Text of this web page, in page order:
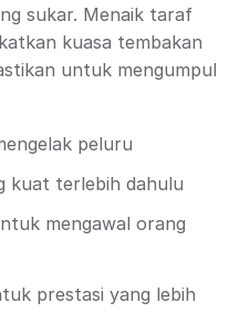
sukar. Menaik taraf
kuasa tembakan
untuk mengumpul
peluru
kuat terlebih dahulu
mengawal orang
prestasi yang lebih